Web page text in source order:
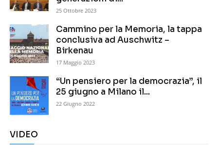
25 Ottobre 2023
Cammino per la Memoria, la tappa
conclusiva ad Auschwitz –
Birkenau
17 Maggio 2023
“Un pensiero per la democrazia”, il
25 giugno a Milano il...
22 Giugno 2022
VIDEO